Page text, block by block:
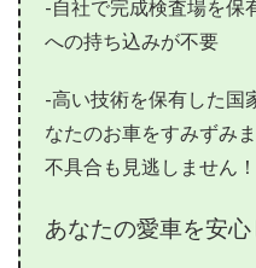
-自社で完成検査場を
への持ち込みが不要
-高い技術を保有した
なたのお車をすみずみ
不具合も見逃しません！
あなたの愛車を安